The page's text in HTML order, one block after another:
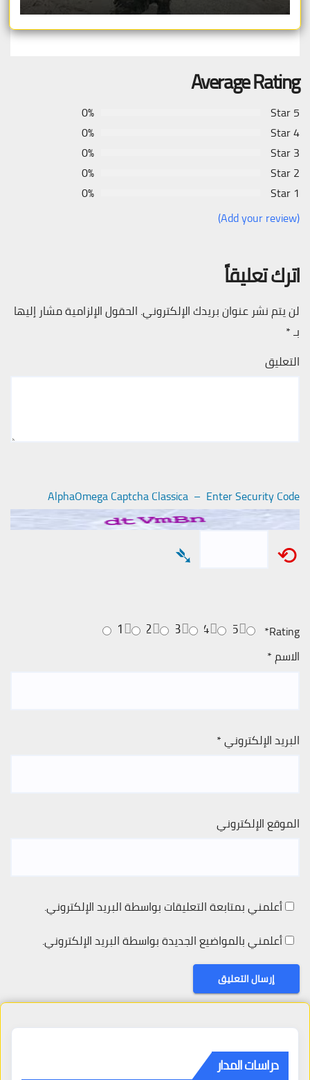
Average Rating
5 Star
0%
4 Star
0%
3 Star
0%
2 Star
0%
1 Star
0%
(Add your review)
اترك تعليقاً
لن يتم نشر عنوان بريدك الإلكتروني. الحقول الإلزامية مشار إليها
بـ*
التعليق
AlphaOmega Captcha Classica – Enter Security Code
⟲
➴
Rating
*
5
4
3
2
1
الاسم*
البريد الإلكتروني*
الموقع الإلكتروني
أعلمني بمتابعة التعليقات بواسطة البريد الإلكتروني.
أعلمني بالمواضيع الجديدة بواسطة البريد الإلكتروني.
دراسات المدار